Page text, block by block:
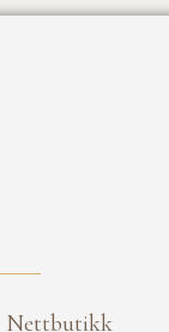
Nettbutikk